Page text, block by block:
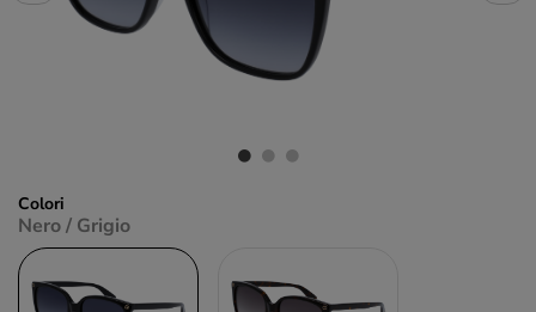
Colori
Nero / Grigio